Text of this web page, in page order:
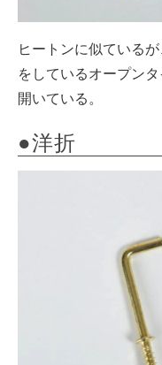
ヒートンに似ている
をしているオープン
開いている。
●洋折